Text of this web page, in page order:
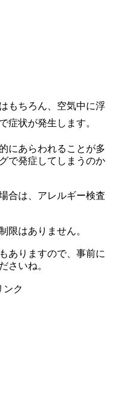
もちろん、空気中に浮
症状が発生します。
にあらわれることが多
で発症してしまうのか
合は、アレルギー検査
限はありません。
ありますので、事前に
さいね。
ンク